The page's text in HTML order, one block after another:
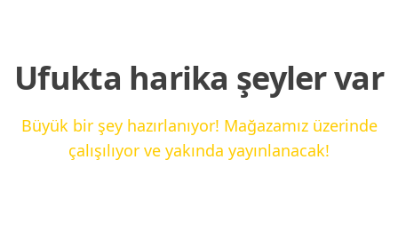
Ufukta harika şeyler var
Büyük bir şey hazırlanıyor! Mağazamız üzerinde
çalışılıyor ve yakında yayınlanacak!